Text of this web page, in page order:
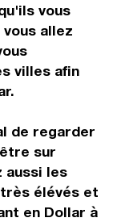
vous
allez
villes afin
de regarder
sur
aussi les
élévés et
en Dollar à